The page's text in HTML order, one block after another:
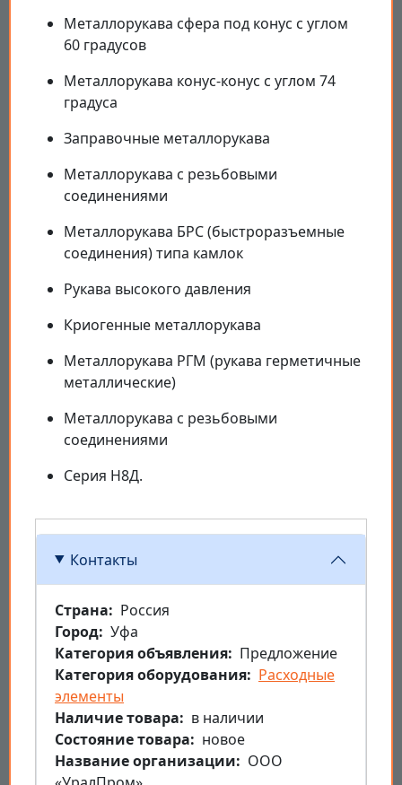
Металлорукава сфера под конус с углом
60 градусов
Металлорукава конус-конус с углом 74
градуса
Заправочные металлорукава
Металлорукава с резьбовыми
соединениями
Металлорукава БРС (быстроразъемные
соединения) типа камлок
Рукава высокого давления
Криогенные металлорукава
Металлорукава РГМ (рукава герметичные
металлические)
Металлорукава с резьбовыми
соединениями
Серия Н8Д.
Контакты
Страна
Россия
Город Уфа
Категория объявления
Предложение
Категория оборудования
Расходные
элементы
Наличие товара
в наличии
Состояние товара
новое
Название организации
ООО